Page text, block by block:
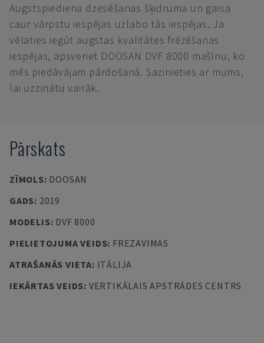
Augstspiediena dzesēšanas šķidruma un gaisa
caur vārpstu iespējas uzlabo tās iespējas. Ja
vēlaties iegūt augstas kvalitātes frēzēšanas
iespējas, apsveriet DOOSAN DVF 8000 mašīnu, ko
mēs piedāvājam pārdošanā. Sazinieties ar mums,
lai uzzinātu vairāk.
Pārskats
ZĪMOLS: DOOSAN
GADS: 2019
MODELIS: DVF 8000
PIELIETOJUMA VEIDS: FREZAVIMAS
ATRAŠANĀS VIETA: ITĀLIJA
IEKĀRTAS VEIDS: VERTIKĀLAIS APSTRĀDES CENTRS